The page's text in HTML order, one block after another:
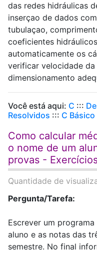
das redes hidráulicas
inserçao de dados
tubulaçao,
coeficientes
automaticamente os
verificar velocidade
dimensionamento
Você está aqui: C :::
Resolvidos ::: C Básico
Como calcular
o nome de um
provas -
Quantidade de
Pergunta/Tarefa:
Escrever um
aluno e as notas das
semestre. No final